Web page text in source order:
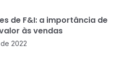
de F&I: a importância de
às vendas
2022